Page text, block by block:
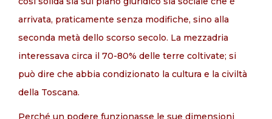
arrivata, praticamente senza modifiche, sino alla
seconda metà dello scorso secolo. La mezzadria
interessava circa il 70-80% delle terre coltivate; si
può dire che abbia condizionato la cultura e la civiltà
della Toscana.
Perché un podere funzionasse le sue dimensioni